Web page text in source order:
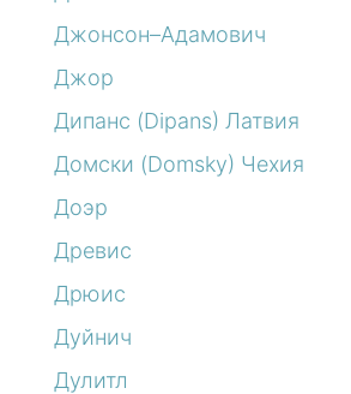
Джонсон–Адамович
Джор
Дипанс (Dipans) Латвия
Домски (Domsky) Чехия
Доэр
Древис
Дрюис
Дуйнич
Дулитл